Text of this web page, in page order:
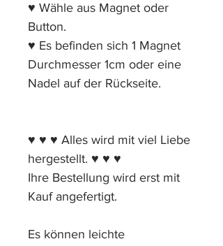
♥ Wähle aus Magnet oder
Button.
♥ Es befinden sich 1 Magnet
Durchmesser 1cm oder eine
Nadel auf der Rückseite.
♥ ♥ ♥ Alles wird mit viel Liebe
hergestellt. ♥ ♥ ♥
Ihre Bestellung wird erst mit
Kauf angefertigt.
Es können leichte